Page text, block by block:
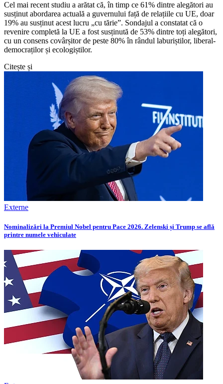
Cel mai recent studiu a arătat că, în timp ce 61% dintre alegători au
susținut abordarea actuală a guvernului față de relațiile cu UE, doar
19% au susținut acest lucru „cu tărie”. Sondajul a constatat că o
revenire completă la UE a fost susținută de 53% dintre toți alegători,
cu un consens covârșitor de peste 80% în rândul laburiștilor, liberal-
democraților și ecologiștilor.
Citește și
Externe
Nominalizări la Premiul Nobel pentru Pace 2026. Zelenski și Trump se află
printre numele vehiculate